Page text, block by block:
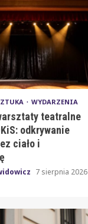
WYDARZENIA
teatralne
odkrywanie
ciało i
7 sierpnia 2026